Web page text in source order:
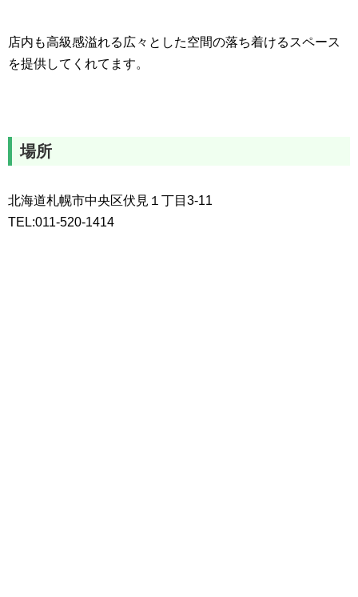
店内も高級感溢れる広々とした空間の落ち着けるスペース
を提供してくれてます。
場所
北海道札幌市中央区伏見１丁目3-11
TEL:011-520-1414